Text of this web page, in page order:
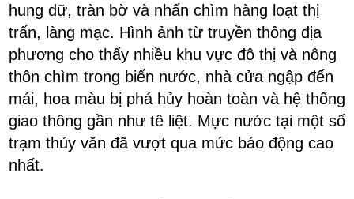
hung dữ, tràn bờ và nhấn chìm hàng loạt thị
trấn, làng mạc. Hình ảnh từ truyền thông địa
phương cho thấy nhiều khu vực đô thị và nông
thôn chìm trong biển nước, nhà cửa ngập đến
mái, hoa màu bị phá hủy hoàn toàn và hệ thống
giao thông gần như tê liệt. Mực nước tại một số
trạm thủy văn đã vượt qua mức báo động cao
nhất.